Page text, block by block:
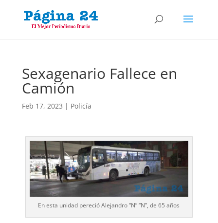
Sexagenario Fallece en
Camión
Feb 17, 2023 | Policía
En esta unidad pereció Alejandro “N” “N”, de 65 años